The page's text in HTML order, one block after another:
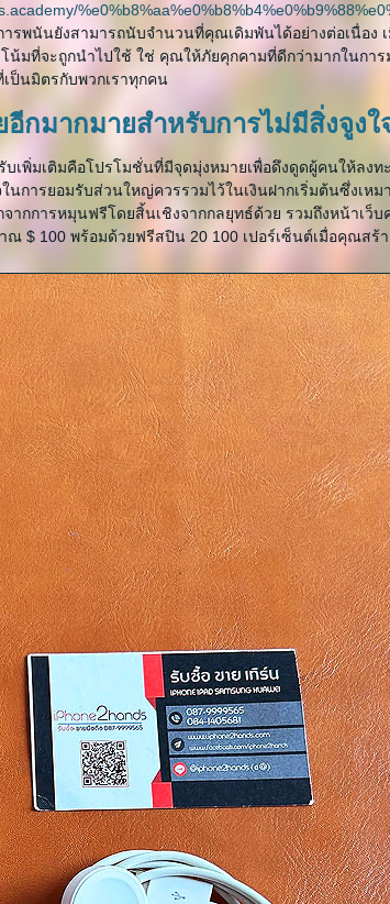
รพนันยังสามารถนับจำนวนที่คุณเดิมพันได้อย่างต่อเนื่อง
น้มที่จะถูกนำไปใช้ ใช่ คุณให้ภัยคุกคามที่ดีกว่ามากในกา
ป็นมิตรกับพวกเราทุกคน
อีกมากมายสำหรับการไม่มีสิ่งจูง
เพิ่มเติมคือโปรโมชั่นที่มีจุดมุ่งหมายเพื่อดึงดูดผู้คนให้ลง
ในการยอมรับส่วนใหญ่ควรรวมไว้ในเงินฝากเริ่มต้นซึ่งเห
ากการหมุนฟรีโดยสิ้นเชิงจากกลยุทธ์ด้วย รวมถึงหน้าเว็
ณ $ 100 พร้อมด้วยฟรีสปิน 20 100 เปอร์เซ็นต์เมื่อคุณสร้า